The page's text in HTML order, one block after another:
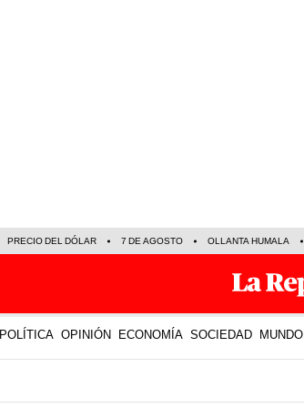
PRECIO DEL DÓLAR 7 DE AGOSTO OLLANTA HUMALA
POLÍTICA OPINIÓN ECONOMÍA SOCIEDAD MUNDO